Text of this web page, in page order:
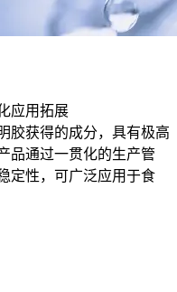
应用拓展
胶获得的成分，具有极高
品通过一贯化的生产管
定性，可广泛应用于食